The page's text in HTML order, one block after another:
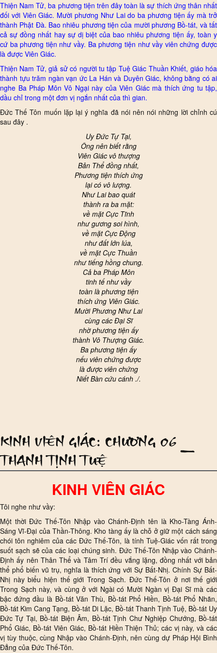
Thiện Nam Tử, ba phương tiện trên đây toàn là sự thích ứng thân nhất
đối với Viên Giác. Mười phương Như Lai do ba phương tiện ấy mà trở
thành Phật Đà. Bao nhiêu phương tiện của mười phương Bồ-tát, và tất
cả sự đồng nhất hay sự dị biệt của bao nhiêu phương tiện ấy, toàn y
cứ ba phương tiện như vầy. Ba phương tiện như vầy viên chứng được
là được Viên Giác.
Thiện Nam Tử, giả sử có người tu tập Tuệ Giác Thuần Khiết, giáo hóa
thành tựu trăm ngàn vạn ức La Hán và Duyên Giác, không bằng có ai
nghe Ba Pháp Môn Vô Ngại này của Viên Giác mà thích ứng tu tập,
dầu chỉ trong một đơn vị ngắn nhất của thì gian.
Đức Thế Tôn muốn lặp lại ý nghĩa đã nói nên nói những lời chỉnh cú
sau đây .
Uy Đức Tự Tại,
Ông nên biết rằng
Viên Giác vô thượng
Bản Thể đồng nhất,
Phương tiện thích ứng
lại có vô lượng.
Như Lai bao quát
thành ra ba mặt:
về mặt Cực Tĩnh
như gương soi hình,
về mặt Cực Động
như đất lớn lúa,
về mặt Cực Thuần
như tiếng hồng chung.
Cả ba Pháp Môn
tinh tế như vầy
toàn là phương tiện
thích ứng Viên Giác.
Mười Phương Như Lai
cùng các Đại Sĩ
nhờ phương tiện ấy
thành Vô Thượng Giác.
Ba phương tiện ấy
nếu viên chứng được
là được viên chứng
Niết Bàn cứu cánh ./.
KINH VIÊN GIÁC: CHƯƠNG 06 _
THANH TỊNH TUỆ
KINH VIÊN GIÁC
Tôi nghe như vầy:
Một thời Đức Thế-Tôn Nhập vào Chánh-Định tên là Kho-Tàng Ánh-
Sáng Vĩ-Đại của Thần-Thông. Kho tàng ấy là chỗ ở giữ một cách sáng
chói tôn nghiêm của các Đức Thế-Tôn, là tính Tuệ-Giác vốn rất trong
suốt sạch sẽ của các loại chúng sinh. Đức Thế-Tôn Nhập vào Chánh-
Định ấy nên Thân Thể và Tâm Trí đều vắng lặng, đồng nhất với bản
thể phổ biến vũ trụ, nghĩa là thích ứng với Sự Bất-Nhị. Chính Sự Bất-
Nhị này biểu hiện thế giới Trong Sạch. Đức Thế-Tôn ở nơi thế giới
Trong Sạch này, và cùng ở với Ngài có Mười Ngàn vị Đại Sĩ mà các
bậc đứng đầu là Bồ-tát Văn Thù, Bồ-tát Phổ Hiền, Bồ-tát Phổ Nhãn,
Bồ-tát Kim Cang Tạng, Bồ-tát Di Lặc, Bồ-tát Thanh Tịnh Tuệ, Bồ-tát Uy
Đức Tự Tại, Bồ-tát Biện Âm, Bồ-tát Tịnh Chư Nghiệp Chướng, Bồ-tát
Phổ Giác, Bồ-tát Viên Giác, Bồ-tát Hiền Thiện Thủ; các vị này, và các
vị tùy thuộc, cùng Nhập vào Chánh-Định, nên cùng dự Pháp Hội Bình
Đẳng của Đức Thế-Tôn.